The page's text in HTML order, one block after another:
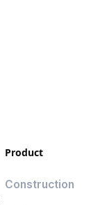
Product
Construction